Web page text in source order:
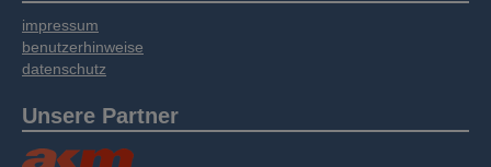
impressum
benutzerhinweise
datenschutz
Unsere Partner